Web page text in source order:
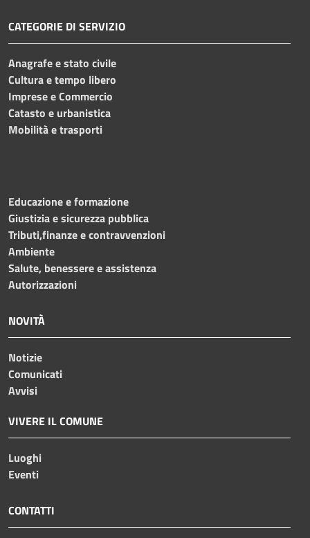
CATEGORIE DI SERVIZIO
Anagrafe e stato civile
Cultura e tempo libero
Imprese e Commercio
Catasto e urbanistica
Mobilità e trasporti
Educazione e formazione
Giustizia e sicurezza pubblica
Tributi,finanze e contravvenzioni
Ambiente
Salute, benessere e assistenza
Autorizzazioni
NOVITÀ
Notizie
Comunicati
Avvisi
VIVERE IL COMUNE
Luoghi
Eventi
CONTATTI